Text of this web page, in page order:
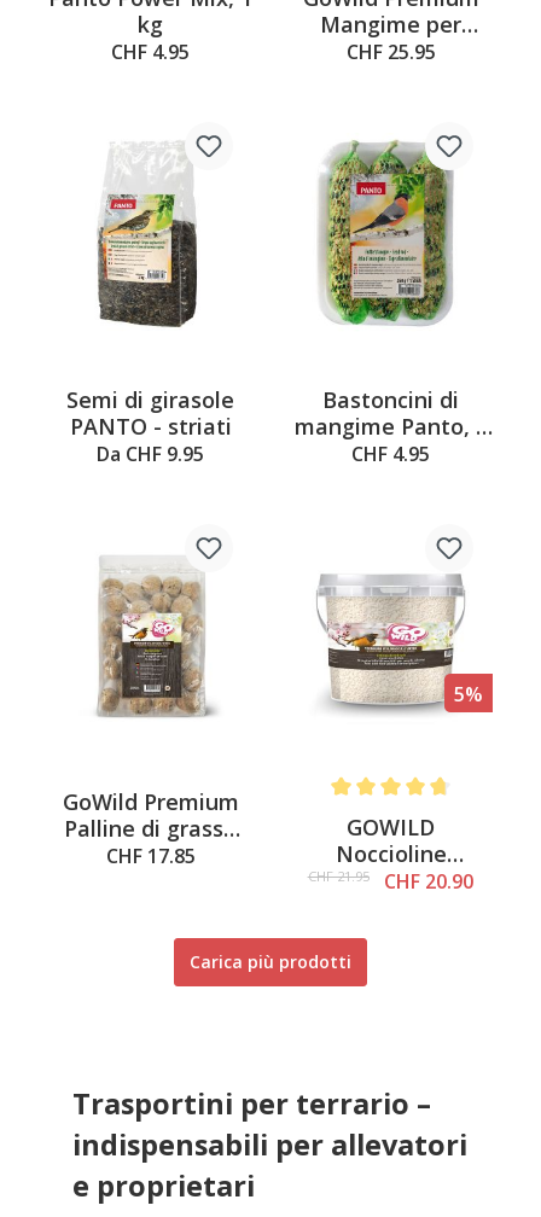
kg
CHF 4.95
Mangime per
uccelli selvatici –
CHF 25.95
Semi di girasole
PANTO - striati
Da CHF 9.95
Bastoncini di
mangime Panto, 6
pezzi
CHF 4.95
GoWild Premium
Palline di grasso
per cince in
CHF 17.85
5%
GOWILD
Noccioline
spezzate 2 kg
CHF 21.95 CHF 20.90
Carica più prodotti
Trasportini per terrario –
indispensabili per allevatori
e proprietari